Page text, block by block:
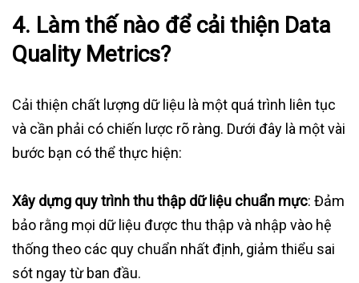
4. Làm thế nào để cải thiện Data
Quality Metrics?
Cải thiện chất lượng dữ liệu là một quá trình liên tục
và cần phải có chiến lược rõ ràng. Dưới đây là một vài
bước bạn có thể thực hiện:
Xây dựng quy trình thu thập dữ liệu chuẩn mực: Đảm
bảo rằng mọi dữ liệu được thu thập và nhập vào hệ
thống theo các quy chuẩn nhất định, giảm thiểu sai
sót ngay từ ban đầu.